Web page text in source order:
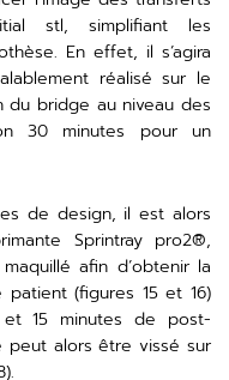
stl, simplifiant les
En effet, il s’agira
réalisé sur le
bridge au niveau des
30 minutes pour un
de design, il est alors
Sprintray pro2®,
afin d’obtenir la
(figures 15 et 16)
et 15 minutes de post-
peut alors être vissé sur